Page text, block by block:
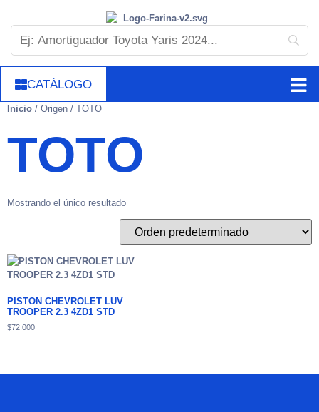
CATÁLOGO
Inicio / Origen / TOTO
TOTO
Mostrando el único resultado
PISTON CHEVROLET LUV
TROOPER 2.3 4ZD1 STD
$72.000